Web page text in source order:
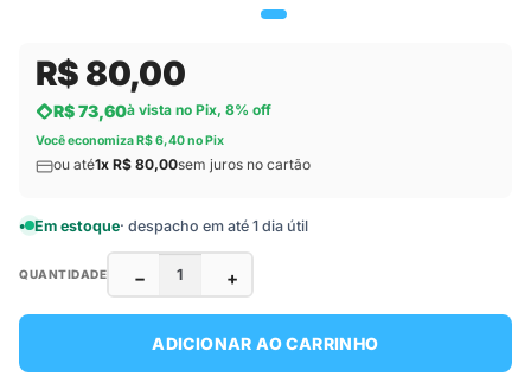
R$ 80,00
R$ 73,60à vista no Pix, 8% off
Você economiza R$ 6,40 no Pix
ou até1x R$ 80,00sem juros no cartão
Em estoque· despacho em até 1 dia útil
QUANTIDADE − +
ADICIONAR AO CARRINHO